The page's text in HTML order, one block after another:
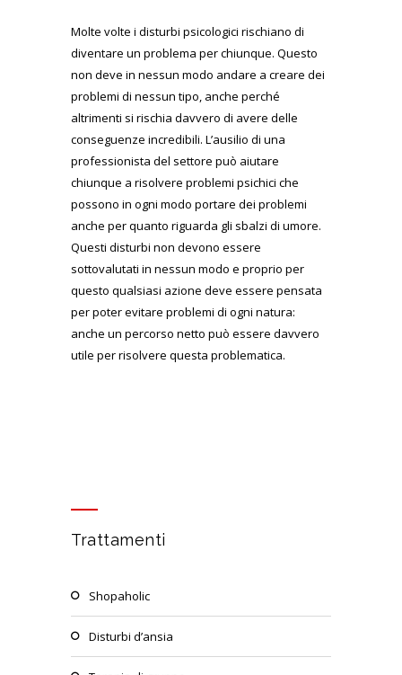
Molte volte i disturbi psicologici rischiano di
diventare un problema per chiunque. Questo
non deve in nessun modo andare a creare dei
problemi di nessun tipo, anche perché
altrimenti si rischia davvero di avere delle
conseguenze incredibili. L’ausilio di una
professionista del settore può aiutare
chiunque a risolvere problemi psichici che
possono in ogni modo portare dei problemi
anche per quanto riguarda gli sbalzi di umore.
Questi disturbi non devono essere
sottovalutati in nessun modo e proprio per
questo qualsiasi azione deve essere pensata
per poter evitare problemi di ogni natura:
anche un percorso netto può essere davvero
utile per risolvere questa problematica.
Trattamenti
shopaholic
disturbi d’ansia